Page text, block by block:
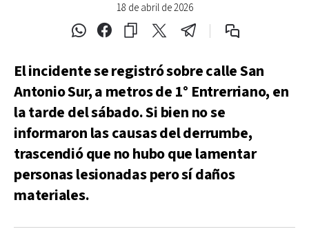
18 de abril de 2026
El incidente se registró sobre calle San
Antonio Sur, a metros de 1° Entrerriano, en
la tarde del sábado. Si bien no se
informaron las causas del derrumbe,
trascendió que no hubo que lamentar
personas lesionadas pero sí daños
materiales.